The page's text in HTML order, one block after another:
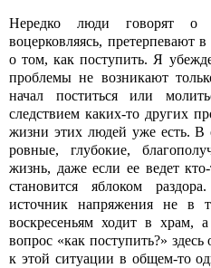
Нередко люди говорят о
воцерковляясь, претерпевают
о том, как поступить. Я
проблемы не возникают
начал поститься или
следствием каких-то других
жизни этих людей уже есть. В
ровные, глубокие,
жизнь, даже если ее ведет
становится яблоком
источник напряжения не
воскресеньям ходит в храм,
вопрос «как поступить?»
к этой ситуации в общем-то